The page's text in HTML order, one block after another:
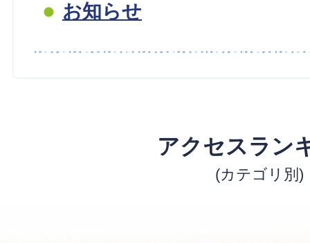
お知らせ
アクセスラン
(カテゴリ別)